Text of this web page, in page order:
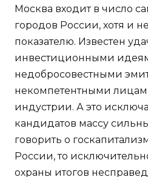
Москва входит в число
городов России, хотя и
показателю. Известен
инвестиционными
недобросовестными
некомпетентными
индустрии. А это
кандидатов массу
говорить о
России, то
охраны итогов